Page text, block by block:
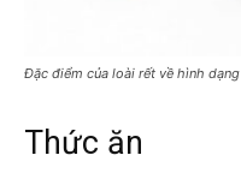
Đặc điểm của loài rết về hình dạng
Thức ăn